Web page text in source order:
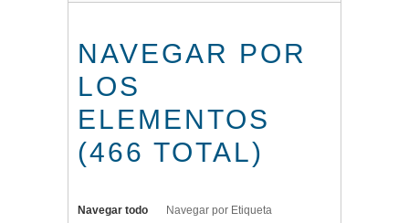
NAVEGAR POR
LOS
ELEMENTOS
(466 TOTAL)
Navegar todo Navegar por Etiqueta